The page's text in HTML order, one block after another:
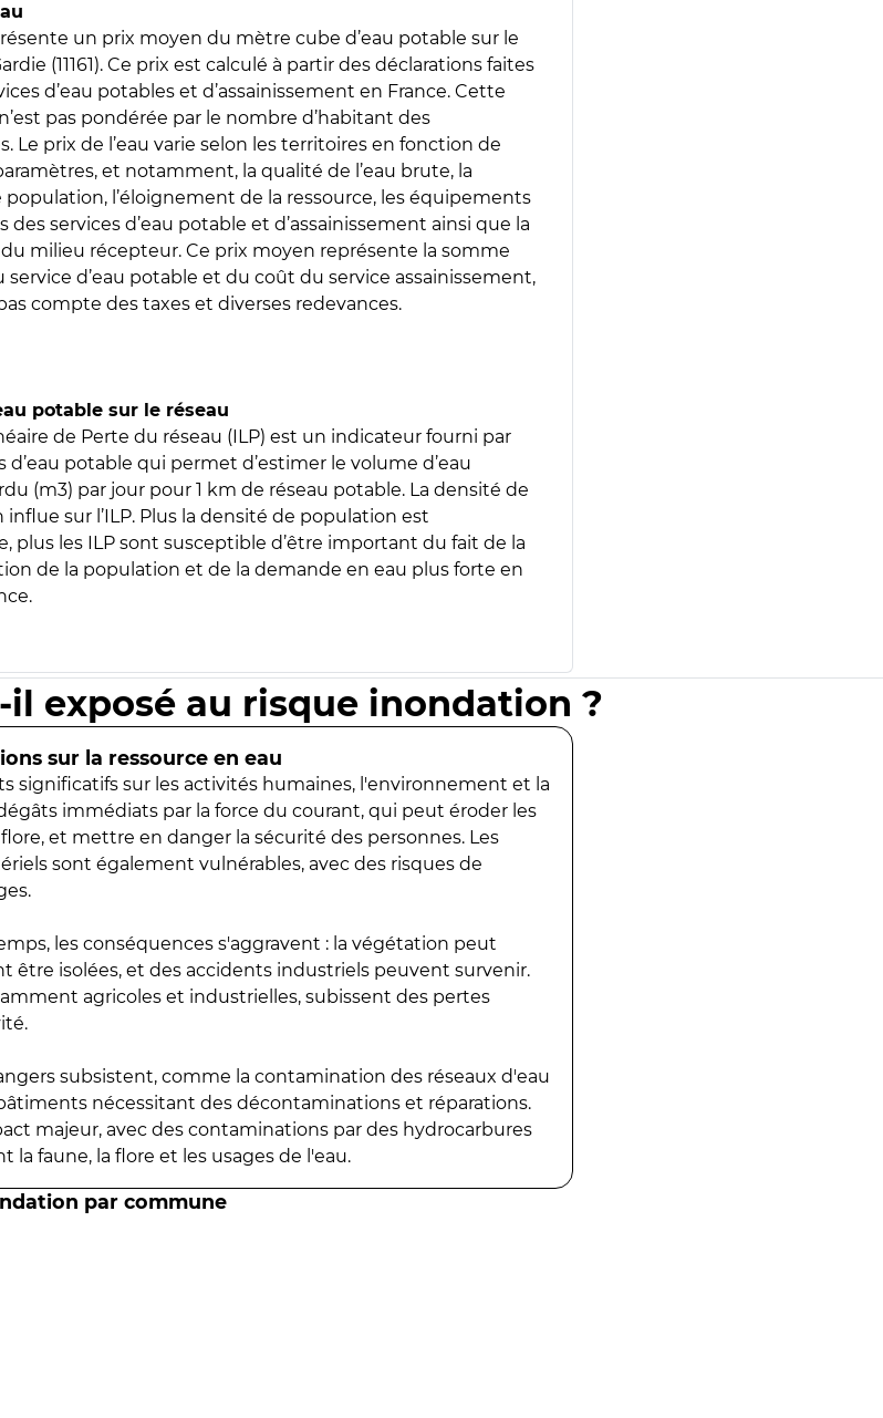
un prix moyen du mètre cube d’eau potable sur le
(11161). Ce prix est calculé à partir des déclarations faites
d’eau potables et d’assainissement en France. Cette
pas pondérée par le nombre d’habitant des
Le prix de l’eau varie selon les territoires en fonction de
et notamment, la qualité de l’eau brute, la
l’éloignement de la ressource, les équipements
des services d’eau potable et d’assainissement ainsi que la
milieu récepteur. Ce prix moyen représente la somme
d’eau potable et du coût du service assainissement,
compte des taxes et diverses redevances.
potable sur le réseau
de Perte du réseau (ILP) est un indicateur fourni par
d’eau potable qui permet d’estimer le volume d’eau
(m3) par jour pour 1 km de réseau potable. La densité de
sur l’ILP. Plus la densité de population est
plus les ILP sont susceptible d’être important du fait de la
de la population et de la demande en eau plus forte en
exposé au risque inondation ?
sur la ressource en eau
significatifs sur les activités humaines, l'environnement et la
immédiats par la force du courant, qui peut éroder les
et mettre en danger la sécurité des personnes. Les
sont également vulnérables, avec des risques de
les conséquences s'aggravent : la végétation peut
être isolées, et des accidents industriels peuvent survenir.
agricoles et industrielles, subissent des pertes
subsistent, comme la contamination des réseaux d'eau
nécessitant des décontaminations et réparations.
majeur, avec des contaminations par des hydrocarbures
la faune, la flore et les usages de l'eau.
par commune